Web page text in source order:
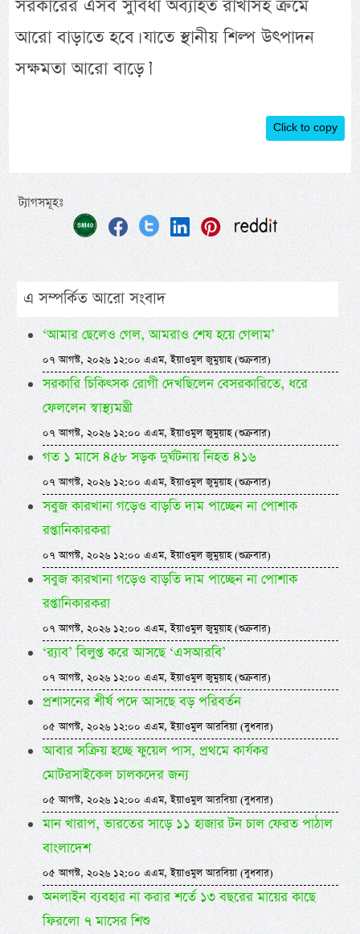
সরকারের এসব সুবিধা অব্যাহত রাখাসহ ক্রমে
আরো বাড়াতে হবে। যাতে স্থানীয় শিল্প উৎপাদন
সক্ষমতা আরো বাড়ে।’
Click to copy
ট্যাগসমূহঃ
এ সম্পর্কিত আরো সংবাদ
‘আমার ছেলেও গেল, আমরাও শেষ হয়ে গেলাম’
০৭ আগস্ট, ২০২৬ ১২:০০ এএম, ইয়াওমুল জুমুয়াহ (শুক্রবার)
সরকারি চিকিৎসক রোগী দেখছিলেন বেসরকারিতে, ধরে
ফেললেন স্বাস্থ্যমন্ত্রী
০৭ আগস্ট, ২০২৬ ১২:০০ এএম, ইয়াওমুল জুমুয়াহ (শুক্রবার)
গত ১ মাসে ৪৫৮ সড়ক দুর্ঘটনায় নিহত ৪১৬
০৭ আগস্ট, ২০২৬ ১২:০০ এএম, ইয়াওমুল জুমুয়াহ (শুক্রবার)
সবুজ কারখানা গড়েও বাড়তি দাম পাচ্ছেন না পোশাক
রপ্তানিকারকরা
০৭ আগস্ট, ২০২৬ ১২:০০ এএম, ইয়াওমুল জুমুয়াহ (শুক্রবার)
সবুজ কারখানা গড়েও বাড়তি দাম পাচ্ছেন না পোশাক
রপ্তানিকারকরা
০৭ আগস্ট, ২০২৬ ১২:০০ এএম, ইয়াওমুল জুমুয়াহ (শুক্রবার)
‘র‍্যাব’ বিলুপ্ত করে আসছে ‘এসআরবি’
০৭ আগস্ট, ২০২৬ ১২:০০ এএম, ইয়াওমুল জুমুয়াহ (শুক্রবার)
প্রশাসনের শীর্ষ পদে আসছে বড় পরিবর্তন
০৫ আগস্ট, ২০২৬ ১২:০০ এএম, ইয়াওমুল আরবিয়া (বুধবার)
আবার সক্রিয় হচ্ছে ফুয়েল পাস, প্রথমে কার্যকর
মোটরসাইকেল চালকদের জন্য
০৫ আগস্ট, ২০২৬ ১২:০০ এএম, ইয়াওমুল আরবিয়া (বুধবার)
মান খারাপ, ভারতের সাড়ে ১১ হাজার টন চাল ফেরত পাঠাল
বাংলাদেশ
০৫ আগস্ট, ২০২৬ ১২:০০ এএম, ইয়াওমুল আরবিয়া (বুধবার)
অনলাইন ব্যবহার না করার শর্তে ১৩ বছরের মায়ের কাছে
ফিরলো ৭ মাসের শিশু